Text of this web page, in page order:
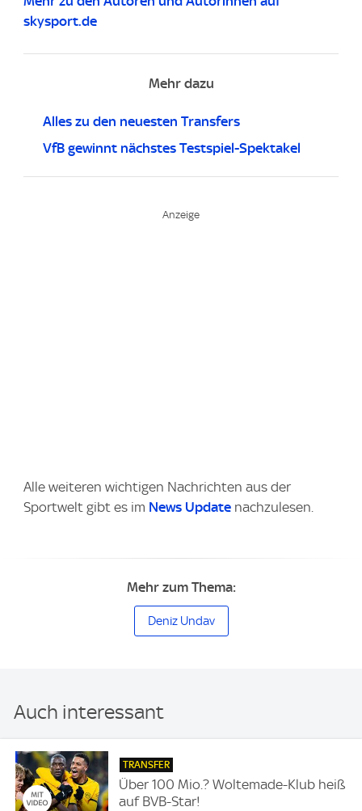
skysport.de
Mehr dazu
Alles zu den neuesten Transfers
VfB gewinnt nächstes Testspiel-Spektakel
Alle weiteren wichtigen Nachrichten aus der
Sportwelt gibt es im News Update nachzulesen.
Mehr zum Thema:
Deniz Undav
Auch interessant
TRANSFER
Über 100 Mio.? Woltemade-Klub heiß
auf BVB-Star!